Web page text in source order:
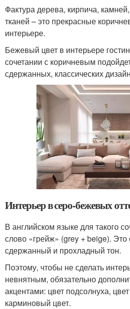
Фактура дерева, кирпича,
тканей – это прекрасные
интерьере.
Бежевый цвет в интерьере
сочетании с коричневым
сдержанных, классических
Интерьер в серо-бежевых
В английском языке для такого
слово «грейж» (grey + beige). Это
сдержанный и прохладный тон.
Поэтому, чтобы не сделать
невнятным, обязательно
акцентами: цвет подсолнуха,
карминовый цвет.